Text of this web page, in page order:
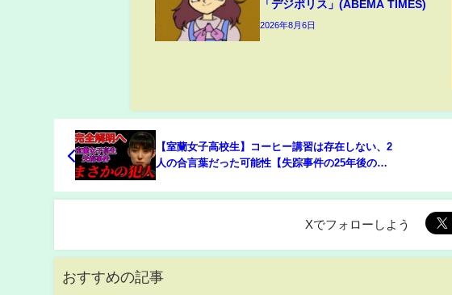
「デジポリス」(ABEMA TIMES)
2026年8月6日
【室蘭女子高校生】コーヒー講習は存在しない、2
人の合言葉だった可能性【失踪事件の25年後の真
Xでフォローしよう
おすすめの記事